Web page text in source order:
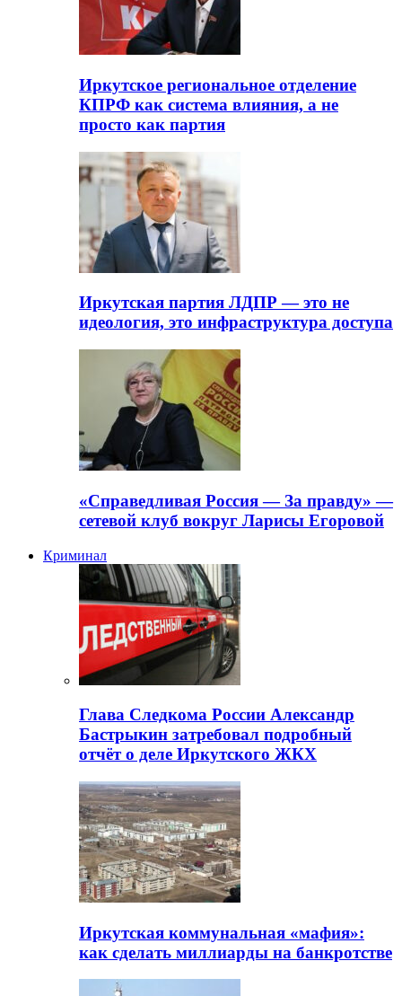
Иркутское региональное отделение
КПРФ как система влияния, а не
просто как партия
Иркутская партия ЛДПР — это не
идеология, это инфраструктура доступа
«Справедливая Россия — За правду» —
сетевой клуб вокруг Ларисы Егоровой
Криминал
Глава Следкома России Александр
Бастрыкин затребовал подробный
отчёт о деле Иркутского ЖКХ
Иркутская коммунальная «мафия»:
как сделать миллиарды на банкротстве